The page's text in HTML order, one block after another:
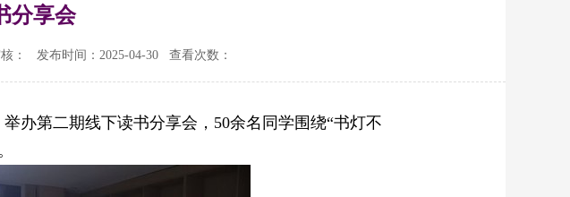
分享会
： 发布时间：2025-04-30 查看次数：
办第二期线下读书分享会，50余名同学围绕“书灯不